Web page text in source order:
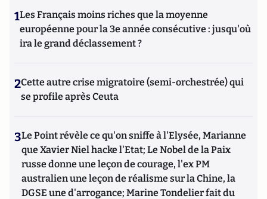
1Les Français moins riches que la moyenne
européenne pour la 3e année consécutive : jusqu'où
ira le grand déclassement ?
2Cette autre crise migratoire (semi-orchestrée) qui
se profile après Ceuta
3Le Point révèle ce qu'on sniffe à l'Elysée, Marianne
que Xavier Niel hacke l'Etat; Le Nobel de la Paix
russe donne une leçon de courage, l'ex PM
australien une leçon de réalisme sur la Chine, la
DGSE une d'arrogance; Marine Tondelier fait du